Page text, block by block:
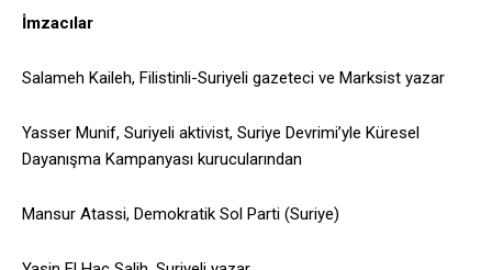
İmzacılar
Salameh Kaileh, Filistinli-Suriyeli gazeteci ve Marksist yazar
Yasser Munif, Suriyeli aktivist, Suriye Devrimi’yle Küresel
Dayanışma Kampanyası kurucularından
Mansur Atassi, Demokratik Sol Parti (Suriye)